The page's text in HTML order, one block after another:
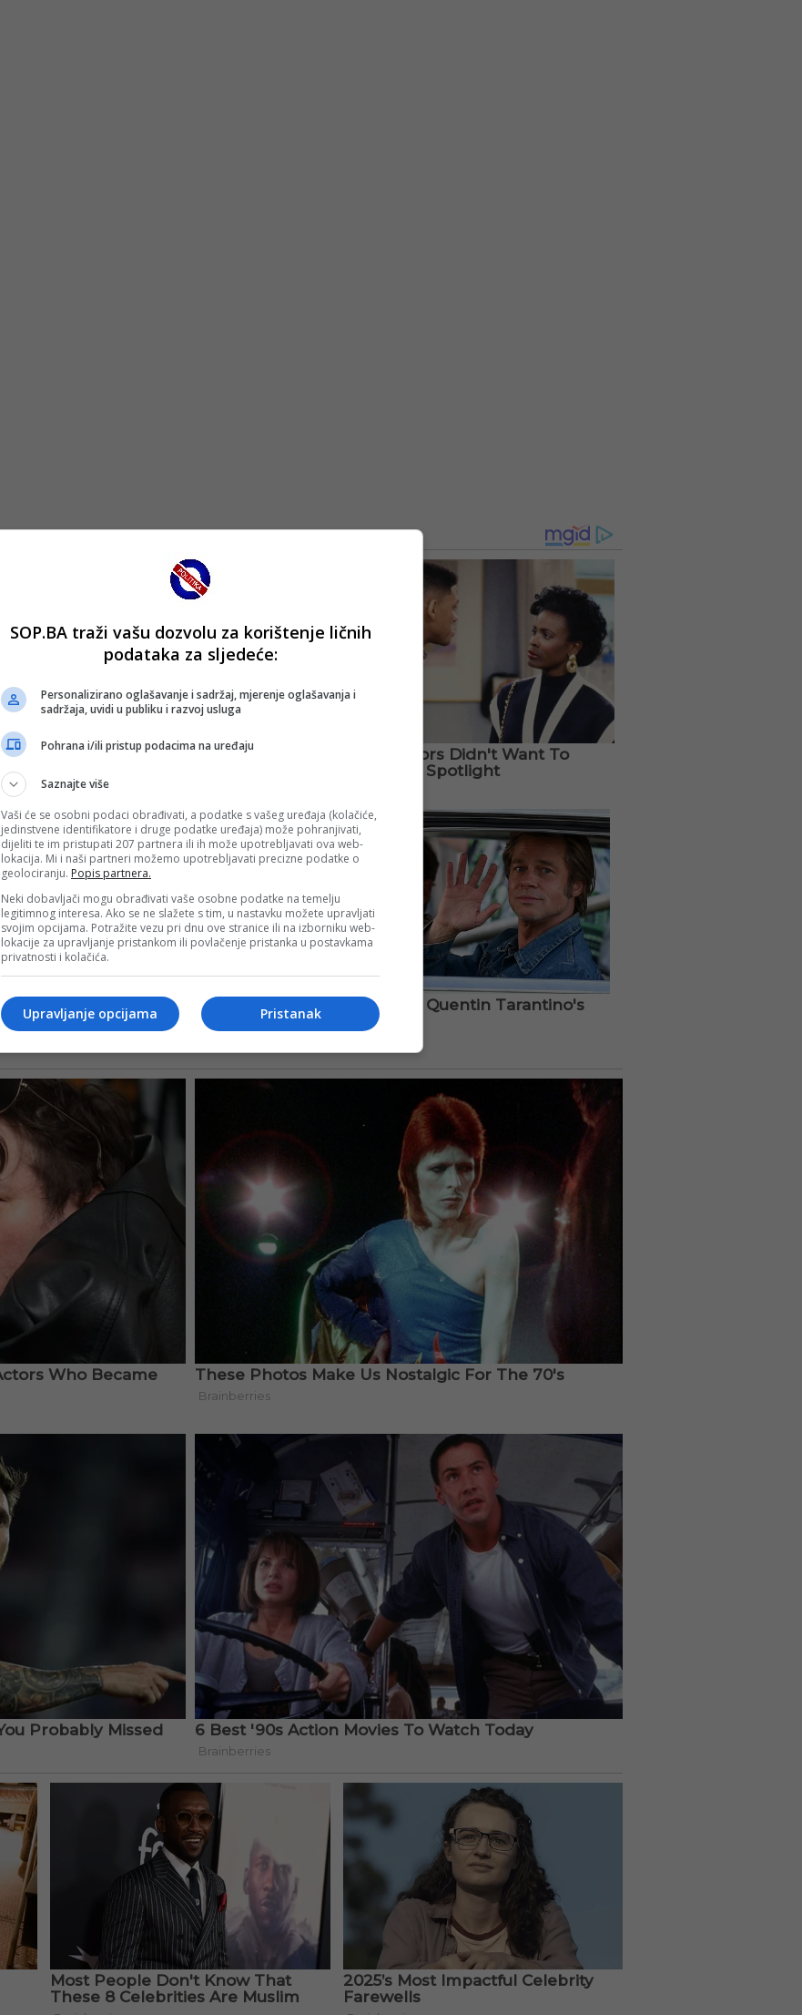
SOP.BA traži vašu dozvolu za korištenje ličnih
podataka za sljedeće:
Personalizirano oglašavanje i sadržaj, mjerenje oglašavanja i
sadržaja, uvidi u publiku i razvoj usluga
Pohrana i/ili pristup podacima na uređaju
Saznajte više
Vaši će se osobni podaci obrađivati, a podatke s vašeg uređaja (kolačiće,
jedinstvene identifikatore i druge podatke uređaja) može pohranjivati,
dijeliti te im pristupati 207 partnera ili ih može upotrebljavati ova web-
lokacija. Mi i naši partneri možemo upotrebljavati precizne podatke o
geolociranju. Popis partnera.
Neki dobavljači mogu obrađivati vaše osobne podatke na temelju
legitimnog interesa. Ako se ne slažete s tim, u nastavku možete upravljati
svojim opcijama. Potražite vezu pri dnu ove stranice ili na izborniku web-
lokacije za upravljanje pristankom ili povlačenje pristanka u postavkama
privatnosti i kolačića.
Pristanak
Upravljanje opcijama